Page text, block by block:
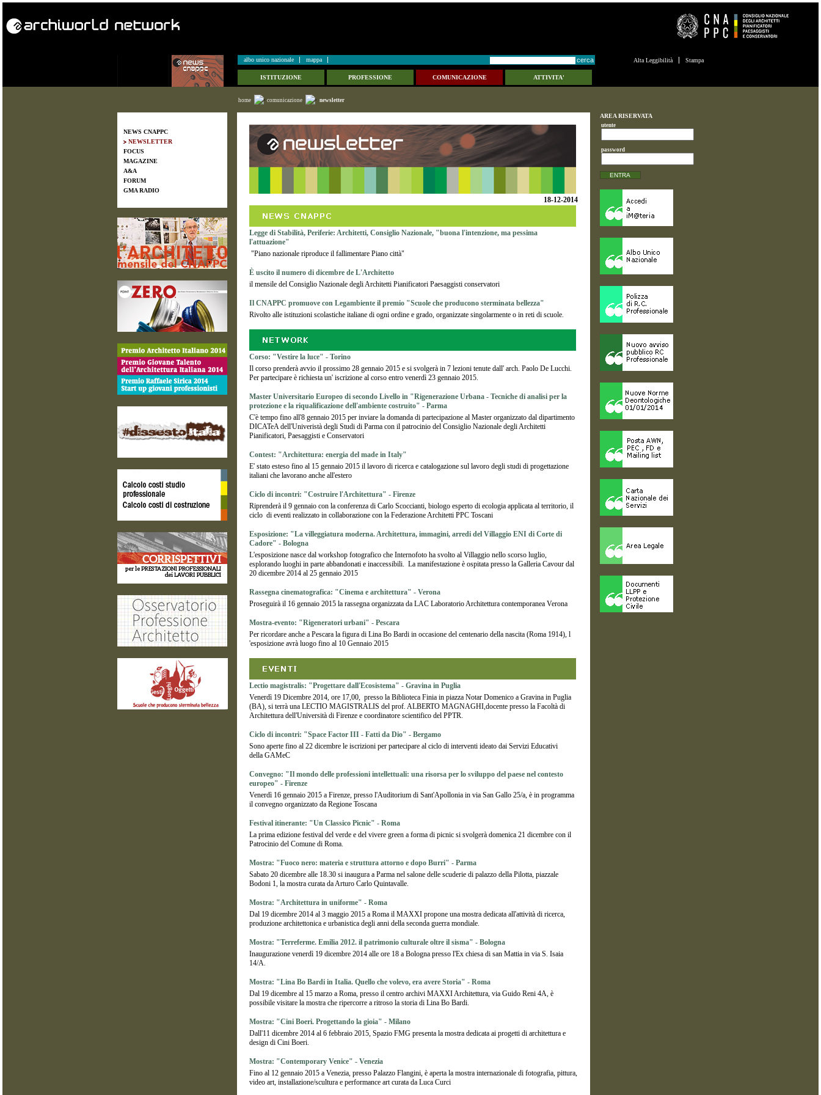
albo unico nazionale mappa
ISTITUZIONE PROFESSIONE COMUNICAZIONE ATTIVITA'
Alta Leggibilità Stampa
home comunicazione newsletter
NEWS CNAPPC
NEWSLETTER
FOCUS
MAGAZINE
A&A
FORUM
GMA RADIO
18-12-2014
Legge di Stabilità, Periferie: Architetti, Consiglio Nazionale, "buona l'intenzione, ma pessima
l'attuazione"
"Piano nazionale riproduce il fallimentare Piano città"
È uscito il numero di dicembre de L'Architetto
il mensile del Consiglio Nazionale degli Architetti Pianificatori Paesaggisti conservatori
Il CNAPPC promuove con Legambiente il premio "Scuole che producono sterminata bellezza"
Rivolto alle istituzioni scolastiche italiane di ogni ordine e grado, organizzate singolarmente o in reti di scuole.
Corso: "Vestire la luce" - Torino
Il corso prenderà avvio il prossimo 28 gennaio 2015 e si svolgerà in 7 lezioni tenute dall' arch. Paolo De Lucchi.
Per partecipare è richiesta un' iscrizione al corso entro venerdì 23 gennaio 2015.
Master Universitario Europeo di secondo Livello in "Rigenerazione Urbana - Tecniche di analisi per la
protezione e la riqualificazione dell'ambiente costruito" - Parma
C'è tempo fino all'8 gennaio 2015 per inviare la domanda di partecipazione al Master organizzato dal dipartimento
DICATeA dell'Univeristà degli Studi di Parma con il patrocinio del Consiglio Nazionale degli Architetti
Pianificatori, Paesaggisti e Conservatori
Contest: "Architettura: energia del made in Italy"
E' stato esteso fino al 15 gennaio 2015 il lavoro di ricerca e catalogazione sul lavoro degli studi di progettazione
italiani che lavorano anche all'estero
Ciclo di incontri: "Costruire l'Architettura" - Firenze
Riprenderà il 9 gennaio con la conferenza di Carlo Scoccianti, biologo esperto di ecologia applicata al territorio, il
ciclo di eventi realizzato in collaborazione con la Federazione Architetti PPC Toscani
Esposizione: "La villeggiatura moderna. Architettura, immagini, arredi del Villaggio ENI di Corte di
Cadore" - Bologna
L'esposizione nasce dal workshop fotografico che Internofoto ha svolto al Villaggio nello scorso luglio,
esplorando luoghi in parte abbandonati e inaccessibili. La manifestazione è ospitata presso la Galleria Cavour dal
20 dicembre 2014 al 25 gennaio 2015
Rassegna cinematografica: "Cinema e architettura" - Verona
Proseguirà il 16 gennaio 2015 la rassegna organizzata da LAC Laboratorio Architettura contemporanea Verona
Mostra-evento: "Rigeneratori urbani" - Pescara
Per ricordare anche a Pescara la figura di Lina Bo Bardi in occasione del centenario della nascita (Roma 1914), l
'esposizione avrà luogo fino al 10 Gennaio 2015
Lectio magistralis: "Progettare dall'Ecosistema" - Gravina in Puglia
Venerdì 19 Dicembre 2014, ore 17,00, presso la Biblioteca Finia in piazza Notar Domenico a Gravina in Puglia
(BA), si terrà una LECTIO MAGISTRALIS del prof. ALBERTO MAGNAGHI,docente presso la Facoltà di
Architettura dell'Università di Firenze e coordinatore scientifico del PPTR.
Ciclo di incontri: "Space Factor III - Fatti da Dio" - Bergamo
Sono aperte fino al 22 dicembre le iscrizioni per partecipare al ciclo di interventi ideato dai Servizi Educativi
della GAMeC
Convegno: "Il mondo delle professioni intellettuali: una risorsa per lo sviluppo del paese nel contesto
europeo" - Firenze
Venerdì 16 gennaio 2015 a Firenze, presso l'Auditorium di Sant'Apollonia in via San Gallo 25/a, è in programma
il convegno organizzato da Regione Toscana
Festival itinerante: "Un Classico Picnic" - Roma
La prima edizione festival del verde e del vivere green a forma di picnic si svolgerà domenica 21 dicembre con il
Patrocinio del Comune di Roma.
Mostra: "Fuoco nero: materia e struttura attorno e dopo Burri" - Parma
Sabato 20 dicembre alle 18.30 si inaugura a Parma nel salone delle scuderie di palazzo della Pilotta, piazzale
Bodoni 1, la mostra curata da Arturo Carlo Quintavalle.
Mostra: "Architettura in uniforme" - Roma
Dal 19 dicembre 2014 al 3 maggio 2015 a Roma il MAXXI propone una mostra dedicata all'attività di ricerca,
produzione architettonica e urbanistica degli anni della seconda guerra mondiale.
Mostra: "Terreferme. Emilia 2012. il patrimonio culturale oltre il sisma" - Bologna
Inaugurazione venerdì 19 dicembre 2014 alle ore 18 a Bologna presso l'Ex chiesa di san Mattia in via S. Isaia
14/A.
Mostra: "Lina Bo Bardi in Italia. Quello che volevo, era avere Storia" - Roma
Dal 19 dicembre al 15 marzo a Roma, presso il centro archivi MAXXI Architettura, via Guido Reni 4A, è
possibile visitare la mostra che ripercorre a ritroso la storia di Lina Bo Bardi.
Mostra: "Cini Boeri. Progettando la gioia" - Milano
Dall'11 dicembre 2014 al 6 febbraio 2015, Spazio FMG presenta la mostra dedicata ai progetti di architettura e
design di Cini Boeri.
Mostra: "Contemporary Venice" - Venezia
Fino al 12 gennaio 2015 a Venezia, presso Palazzo Flangini, è aperta la mostra internazionale di fotografia, pittura,
video art, installazione/scultura e performance art curata da Luca Curci
AREA RISERVATA
utente
password